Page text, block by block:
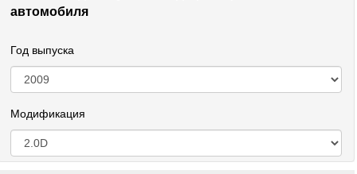
автомобиля
Год выпуска
Модификация